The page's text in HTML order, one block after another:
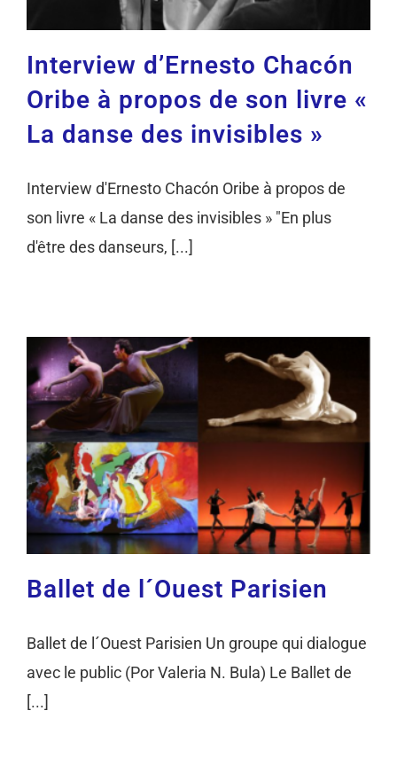
Interview d’Ernesto Chacón
Oribe à propos de son livre «
La danse des invisibles »
Interview d'Ernesto Chacón Oribe à propos de
son livre « La danse des invisibles » "En plus
d'être des danseurs, [...]
Ballet de l´Ouest Parisien
Ballet de l´Ouest Parisien Un groupe qui dialogue
avec le public (Por Valeria N. Bula) Le Ballet de
[...]